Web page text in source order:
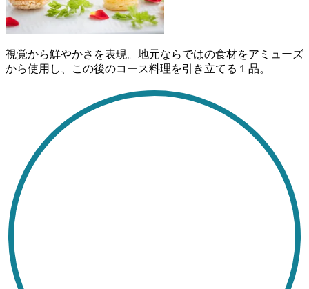
視覚から鮮やかさを表現。地元ならではの食材をアミューズ
から使用し、この後のコース料理を引き立てる１品。